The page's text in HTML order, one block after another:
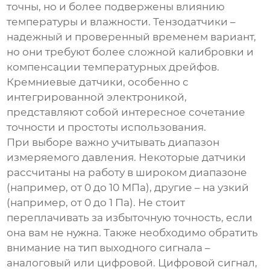
точны, но и более подвержены влиянию
температуры и влажности. Тензодатчики –
надежный и проверенный временем вариант,
но они требуют более сложной калибровки и
компенсации температурных дрейфов.
Кремниевые датчики, особенно с
интегрированной электроникой,
представляют собой интересное сочетание
точности и простоты использования.
При выборе важно учитывать диапазон
измеряемого давления. Некоторые датчики
рассчитаны на работу в широком диапазоне
(например, от 0 до 10 МПа), другие – на узкий
(например, от 0 до 1 Па). Не стоит
переплачивать за избыточную точность, если
она вам не нужна. Также необходимо обратить
внимание на тип выходного сигнала –
аналоговый или цифровой. Цифровой сигнал,